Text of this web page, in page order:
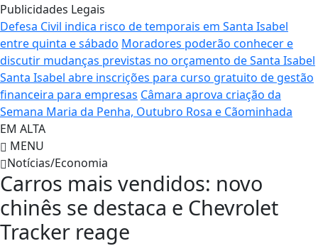
Publicidades Legais
Defesa Civil indica risco de temporais em Santa Isabel
entre quinta e sábado Moradores poderão conhecer e
discutir mudanças previstas no orçamento de Santa Isabel
Santa Isabel abre inscrições para curso gratuito de gestão
financeira para empresas Câmara aprova criação da
Semana Maria da Penha, Outubro Rosa e Cãominhada
EM ALTA
MENU
Notícias/Economia
Carros mais vendidos: novo
chinês se destaca e Chevrolet
Tracker reage